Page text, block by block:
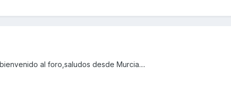
al foro,saludos desde Murcia....